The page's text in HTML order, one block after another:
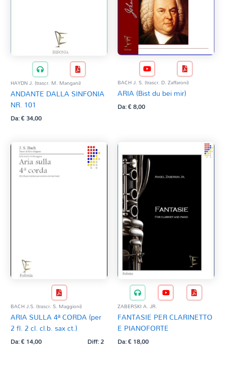
HAYDN J. (trascr. M. Mangani)
ANDANTE DALLA SINFONIA
NR. 101
Da:€34,00
BACH J. S. (trascr. D. Zaffaroni)
ARIA (Bist du bei mir)
Da:€8,00
BACH J.S. (trascr. S. Maggioni)
ARIA SULLA 4ª CORDA (per
2 fl. 2 cl. cl.b. sax ct.)
Da:€14,00 Diff: 2
ZABERSKI A. JR.
FANTASIE PER CLARINETTO
E PIANOFORTE
Da:€18,00